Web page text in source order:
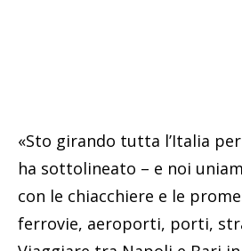
«Sto girando tutta l’Italia
ha sottolineato – e noi
con le chiacchiere e le
ferrovie, aeroporti, porti,